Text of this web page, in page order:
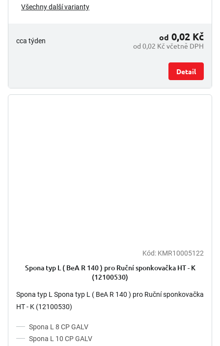
Všechny další varianty
cca týden
od 0,02 Kč včetně DPH
od 0,02 Kč
Detail
Kód: KMR10005122
Spona typ L ( BeA R 140 ) pro Ruční sponkovačka HT - K
(12100530)
Spona typ L Spona typ L ( BeA R 140 ) pro Ruční sponkovačka
HT - K (12100530)
Spona L 8 CP GALV
Spona L 10 CP GALV